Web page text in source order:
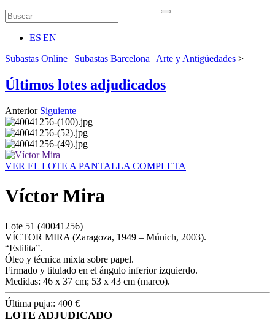
ES|EN
Subastas Online | Subastas Barcelona | Arte y Antigüedades >
Últimos lotes adjudicados
Anterior Siguiente
VER EL LOTE A PANTALLA COMPLETA
Víctor Mira
Lote 51 (40041256)
VÍCTOR MIRA (Zaragoza, 1949 – Múnich, 2003).
“Estilita”.
Óleo y técnica mixta sobre papel.
Firmado y titulado en el ángulo inferior izquierdo.
Medidas: 46 x 37 cm; 53 x 43 cm (marco).
Última puja:: 400 €
LOTE ADJUDICADO